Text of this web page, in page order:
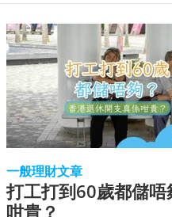
一般理財文章
打工打到60歲都儲
咁貴？